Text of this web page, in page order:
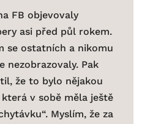
FB objevovaly
asi před půl rokem.
se ostatních a nikomu
nezobrazovaly. Pak
že to bylo nějakou
v sobě měla ještě
Myslím, že za